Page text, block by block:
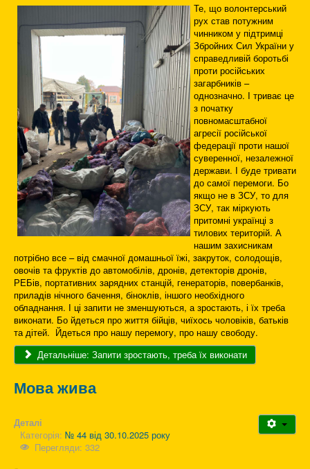
Те, що волонтерський
рух став потужним
чинником у підтримці
Збройних Сил України у
справедливій боротьбі
проти російських
загарбників –
однозначно. І триває це
з початку
повномасштабної
агресії російської
федерації проти нашої
суверенної, незалежної
держави. І буде тривати
до самої перемоги. Бо
якщо не в ЗСУ, то для
ЗСУ, так міркують
притомні українці з
тилових територій. А
нашим захисникам
потрібно все – від смачної домашньої їжі, закруток, солодощів,
овочів та фруктів до автомобілів, дронів, детекторів дронів,
РЕБів, портативних зарядних станцій, генераторів, повербанків,
приладів нічного бачення, біноклів, іншого необхідного
обладнання. І ці запити не зменшуються, а зростають, і їх треба
виконати. Бо йдеться про життя бійців, чиїхось чоловіків, батьків
та дітей. Йдеться про нашу перемогу, про нашу свободу.
Детальніше: Запити зростають, треба їх виконати
Мова жива
Деталі
Категорія: № 44 від 30.10.2025 року
Перегляди: 332